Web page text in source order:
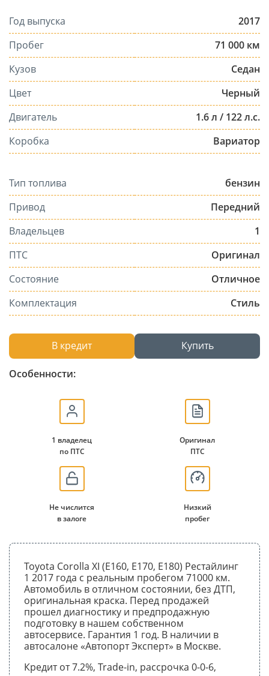
Год выпуска
2017
Пробег
71 000 км
Кузов
Седан
Цвет
Черный
Двигатель
1.6 л / 122 л.с.
Коробка
Вариатор
Тип топлива
бензин
Привод
Передний
Владельцев
1
ПТС
Оригинал
Состояние
Отличное
Комплектация
Стиль
В кредит Купить
Особенности:
1 владелец
по ПТС
Оригинал
ПТС
Не числится
в залоге
Низкий
пробег
Toyota Corolla XI (E160, E170, E180) Рестайлинг
1 2017 года с реальным пробегом 71000 км.
Автомобиль в отличном состоянии, без ДТП,
оригинальная краска. Перед продажей
прошел диагностику и предпродажную
подготовку в нашем собственном
автосервисе. Гарантия 1 год. В наличии в
автосалоне «Автопорт Эксперт» в Москве.
Кредит от 7.2%, Trade-in, рассрочка 0-0-6,